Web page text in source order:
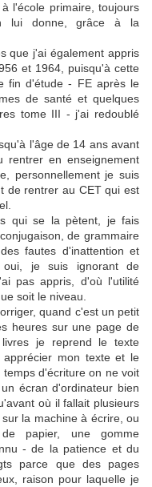
l'école primaire, toujours
lui donne, grâce à la
que j'ai également appris
et 1964, puisqu'à cette
fin d'étude - FE après le
de santé et quelques
tome III - j'ai redoublé
l'âge de 14 ans avant
rentrer en enseignement
personnellement je suis
de rentrer au CET qui est
qui se la pètent, je fais
de grammaire
fautes d'inattention et
oui, je suis ignorant de
pas appris, d'où l'utilité
soit le niveau.
quand c'est un petit
heures sur une page de
je reprend le texte
mon texte et le
d'écriture on ne voit
écran d'ordinateur bien
où il fallait plusieurs
la machine à écrire, ou
papier, une gomme
- de la patience et du
parce que des pages
raison pour laquelle je